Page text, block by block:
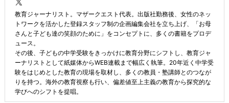
教育ジャーナリスト。マザークエスト代表。出版社勤務後、女性のネッ
トワークを活かした登録スタッフ制の企画編集会社を立ち上げ、「お母
さんと子ども達の笑顔のために」をコンセプトに、多くの書籍をプロデ
ュース。
その後、子どもの中学受験をきっかけに教育分野にシフトし、教育ジャ
ーナリストとして紙媒体からWEB連載まで幅広く執筆。20年近く中学受
験をはじめとした教育の現場を取材し、多くの教員・塾講師とのつなが
りを持つ。海外の教育視察も行い、偏差値至上主義の教育から探究的な
学びへのシフトを提唱。